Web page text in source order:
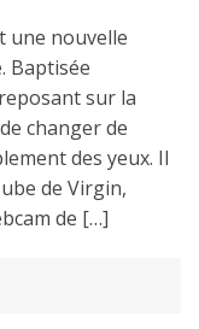
une nouvelle
Baptisée
sur la
changer de
des yeux. Il
de Virgin,
de […]